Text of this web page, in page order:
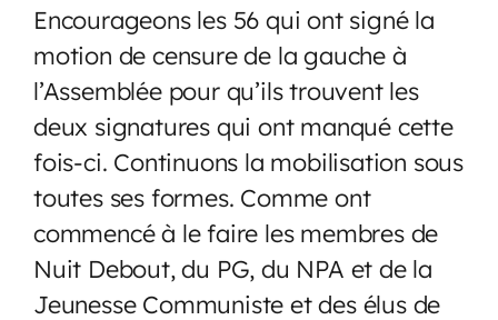
Encourageons les 56 qui ont signé la
motion de censure de la gauche à
l’Assemblée pour qu’ils trouvent les
deux signatures qui ont manqué cette
fois-ci. Continuons la mobilisation sous
toutes ses formes. Comme ont
commencé à le faire les membres de
Nuit Debout, du PG, du NPA et de la
Jeunesse Communiste et des élus de